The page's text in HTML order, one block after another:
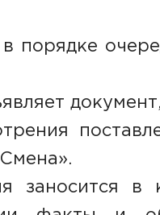
порядке
заносится в